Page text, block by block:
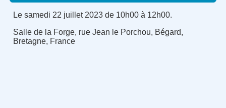
Le samedi 22 juillet 2023 de 10h00 à 12h00.
Salle de la Forge, rue Jean le Porchou, Bégard,
Bretagne, France